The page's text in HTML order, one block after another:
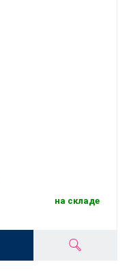
на складе